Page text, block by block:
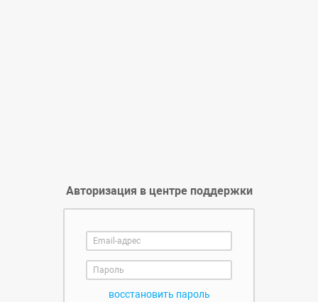
Авторизация в центре поддержки
восстановить пароль